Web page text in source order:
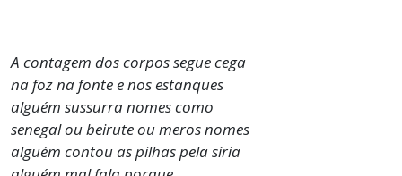
A contagem dos corpos segue cega
na foz na fonte e nos estanques
alguém sussurra nomes como
senegal ou beirute ou meros nomes
alguém contou as pilhas pela síria